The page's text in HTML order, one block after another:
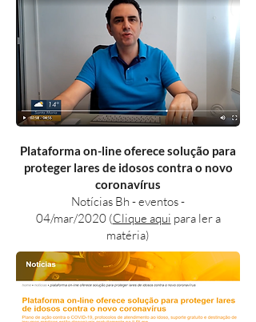
Plataforma on-line oferece solução para
proteger lares de idosos contra o novo
coronavírus
Notícias Bh - eventos -
04/mar/2020 (Clique aqui para ler a
matéria)